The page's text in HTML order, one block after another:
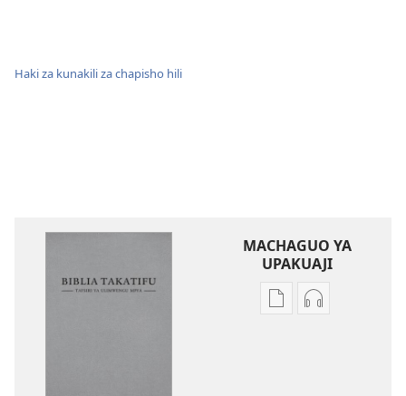
Haki za kunakili za chapisho hili
MACHAGUO YA
UPAKUAJI
MbinuMbinu